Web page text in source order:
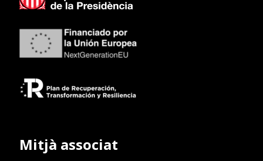
Mitjà associat